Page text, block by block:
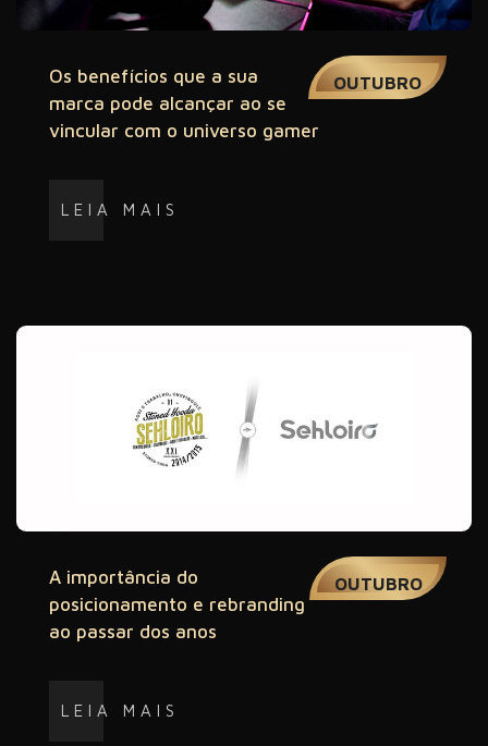
OUTUBRO
Os benefícios que a sua
marca pode alcançar ao se
vincular com o universo gamer
LEIA MAIS
OUTUBRO
A importância do
posicionamento e rebranding
ao passar dos anos
LEIA MAIS